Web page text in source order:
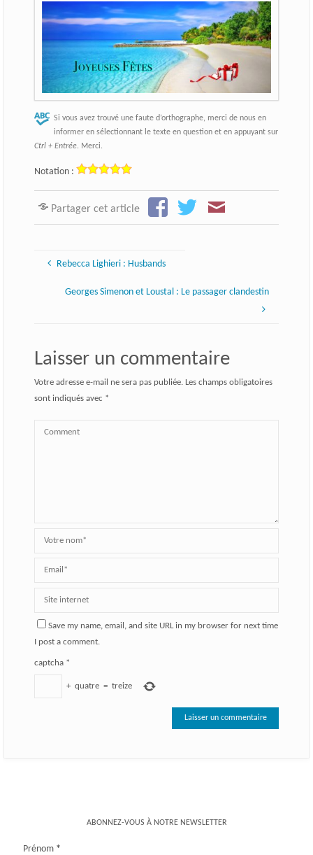
Si vous avez trouvé une faute d’orthographe, merci de nous en
informer en sélectionnant le texte en question et en appuyant sur
Ctrl + Entrée. Merci.
Notation :
Partager cet article
Rebecca Lighieri : Husbands
Georges Simenon et Loustal : Le passager clandestin
Laisser un commentaire
Votre adresse e-mail ne sera pas publiée. Les champs obligatoires
sont indiqués avec *
Save my name, email, and site URL in my browser for next time
I post a comment.
captcha*
+ quatre = treize
ABONNEZ-VOUS À NOTRE NEWSLETTER
Prénom *